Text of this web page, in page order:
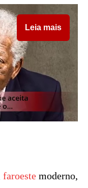
Leia mais
faroestemoderno,